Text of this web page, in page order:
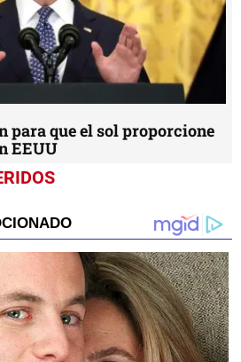
para que el sol proporcione
EEUU